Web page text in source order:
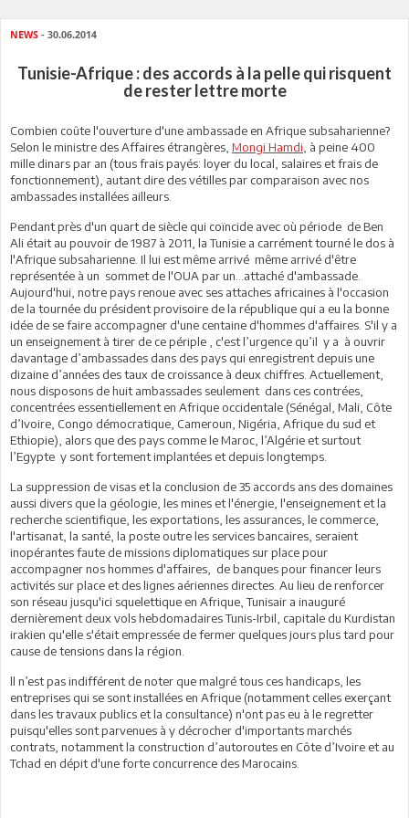
NEWS - 30.06.2014
Tunisie-Afrique : des accords à la pelle qui risquent
de rester lettre morte
Combien coûte l'ouverture d'une ambassade en Afrique subsaharienne?
Selon le ministre des Affaires étrangères, Mongi Hamdi , à peine 400
mille dinars par an (tous frais payés: loyer du local, salaires et frais de
fonctionnement), autant dire des vétilles par comparaison avec nos
ambassades installées ailleurs.
Pendant près d'un quart de siècle qui coïncide avec où période de Ben
Ali était au pouvoir de 1987 à 2011, la Tunisie a carrément tourné le dos à
l'Afrique subsaharienne. Il lui est même arrivé même arrivé d'être
représentée à un sommet de l'OUA par un...attaché d'ambassade.
Aujourd'hui, notre pays renoue avec ses attaches africaines à l'occasion
de la tournée du président provisoire de la république qui a eu la bonne
idée de se faire accompagner d'une centaine d'hommes d'affaires. S'il y a
un enseignement à tirer de ce périple , c'est l’urgence qu’il y a à ouvrir
davantage d’ambassades dans des pays qui enregistrent depuis une
dizaine d’années des taux de croissance à deux chiffres. Actuellement,
nous disposons de huit ambassades seulement dans ces contrées,
concentrées essentiellement en Afrique occidentale (Sénégal, Mali, Côte
d’Ivoire, Congo démocratique, Cameroun, Nigéria, Afrique du sud et
Ethiopie), alors que des pays comme le Maroc, l’Algérie et surtout
l’Egypte y sont fortement implantées et depuis longtemps.
La suppression de visas et la conclusion de 35 accords ans des domaines
aussi divers que la géologie, les mines et l'énergie, l'enseignement et la
recherche scientifique, les exportations, les assurances, le commerce,
l'artisanat, la santé, la poste outre les services bancaires, seraient
inopérantes faute de missions diplomatiques sur place pour
accompagner nos hommes d'affaires, de banques pour financer leurs
activités sur place et des lignes aériennes directes. Au lieu de renforcer
son réseau jusqu'ici squelettique en Afrique, Tunisair a inauguré
dernièrement deux vols hebdomadaires Tunis-Irbil, capitale du Kurdistan
irakien qu'elle s'était empressée de fermer quelques jours plus tard pour
cause de tensions dans la région.
ll n’est pas indifférent de noter que malgré tous ces handicaps, les
entreprises qui se sont installées en Afrique (notamment celles exerçant
dans les travaux publics et la consultance) n'ont pas eu à le regretter
puisqu'elles sont parvenues à y décrocher d'importants marchés
contrats, notamment la construction d’autoroutes en Côte d’Ivoire et au
Tchad en dépit d'une forte concurrence des Marocains.